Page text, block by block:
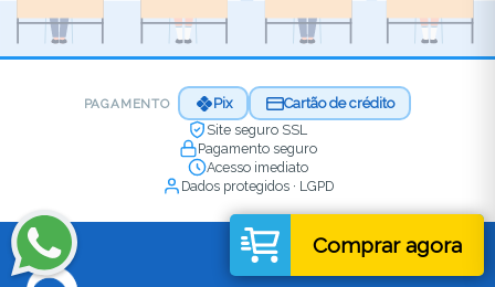
Comprar agora
PAGAMENTO Pix
Cartão de crédito
Site seguro SSL
Pagamento seguro
Acesso imediato
Dados protegidos · LGPD